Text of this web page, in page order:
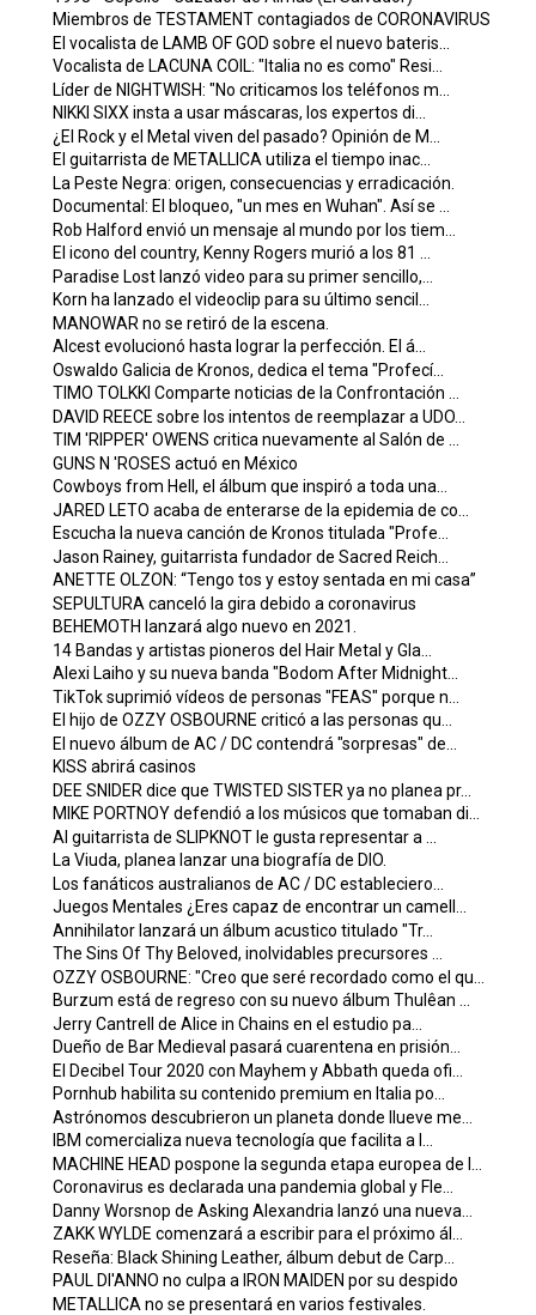
Miembros de TESTAMENT contagiados de CORONAVIRUS
El vocalista de LAMB OF GOD sobre el nuevo bateris...
Vocalista de LACUNA COIL: "Italia no es como" Resi...
Líder de NIGHTWISH: "No criticamos los teléfonos m...
NIKKI SIXX insta a usar máscaras, los expertos di...
¿El Rock y el Metal viven del pasado? Opinión de M...
El guitarrista de METALLICA utiliza el tiempo inac...
La Peste Negra: origen, consecuencias y erradicación.
Documental: El bloqueo, "un mes en Wuhan". Así se ...
Rob Halford envió un mensaje al mundo por los tiem...
El icono del country, Kenny Rogers murió a los 81 ...
Paradise Lost lanzó video para su primer sencillo,...
Korn ha lanzado el videoclip para su último sencil...
MANOWAR no se retiró de la escena.
Alcest evolucionó hasta lograr la perfección. El á...
Oswaldo Galicia de Kronos, dedica el tema "Profecí...
TIMO TOLKKI Comparte noticias de la Confrontación ...
DAVID REECE sobre los intentos de reemplazar a UDO...
TIM 'RIPPER' OWENS critica nuevamente al Salón de ...
GUNS N 'ROSES actuó en México
Cowboys from Hell, el álbum que inspiró a toda una...
JARED LETO acaba de enterarse de la epidemia de co...
Escucha la nueva canción de Kronos titulada "Profe...
Jason Rainey, guitarrista fundador de Sacred Reich...
ANETTE OLZON: “Tengo tos y estoy sentada en mi casa”
SEPULTURA canceló la gira debido a coronavirus
BEHEMOTH lanzará algo nuevo en 2021.
14 Bandas y artistas pioneros del Hair Metal y Gla...
Alexi Laiho y su nueva banda "Bodom After Midnight...
TikTok suprimió vídeos de personas "FEAS" porque n...
El hijo de OZZY OSBOURNE criticó a las personas qu...
El nuevo álbum de AC / DC contendrá "sorpresas" de...
KISS abrirá casinos
DEE SNIDER dice que TWISTED SISTER ya no planea pr...
MIKE PORTNOY defendió a los músicos que tomaban di...
Al guitarrista de SLIPKNOT le gusta representar a ...
La Viuda, planea lanzar una biografía de DIO.
Los fanáticos australianos de AC / DC estableciero...
Juegos Mentales ¿Eres capaz de encontrar un camell...
Annihilator lanzará un álbum acustico titulado "Tr...
The Sins Of Thy Beloved, inolvidables precursores ...
OZZY OSBOURNE: "Creo que seré recordado como el qu...
Burzum está de regreso con su nuevo álbum Thulêan ...
Jerry Cantrell de Alice in Chains en el estudio pa...
Dueño de Bar Medieval pasará cuarentena en prisión...
El Decibel Tour 2020 con Mayhem y Abbath queda ofi...
Pornhub habilita su contenido premium en Italia po...
Astrónomos descubrieron un planeta donde llueve me...
IBM comercializa nueva tecnología que facilita a l...
MACHINE HEAD pospone la segunda etapa europea de l...
Coronavirus es declarada una pandemia global y Fle...
Danny Worsnop de Asking Alexandria lanzó una nueva...
ZAKK WYLDE comenzará a escribir para el próximo ál...
Reseña: Black Shining Leather, álbum debut de Carp...
PAUL DI'ANNO no culpa a IRON MAIDEN por su despido
METALLICA no se presentará en varios festivales.